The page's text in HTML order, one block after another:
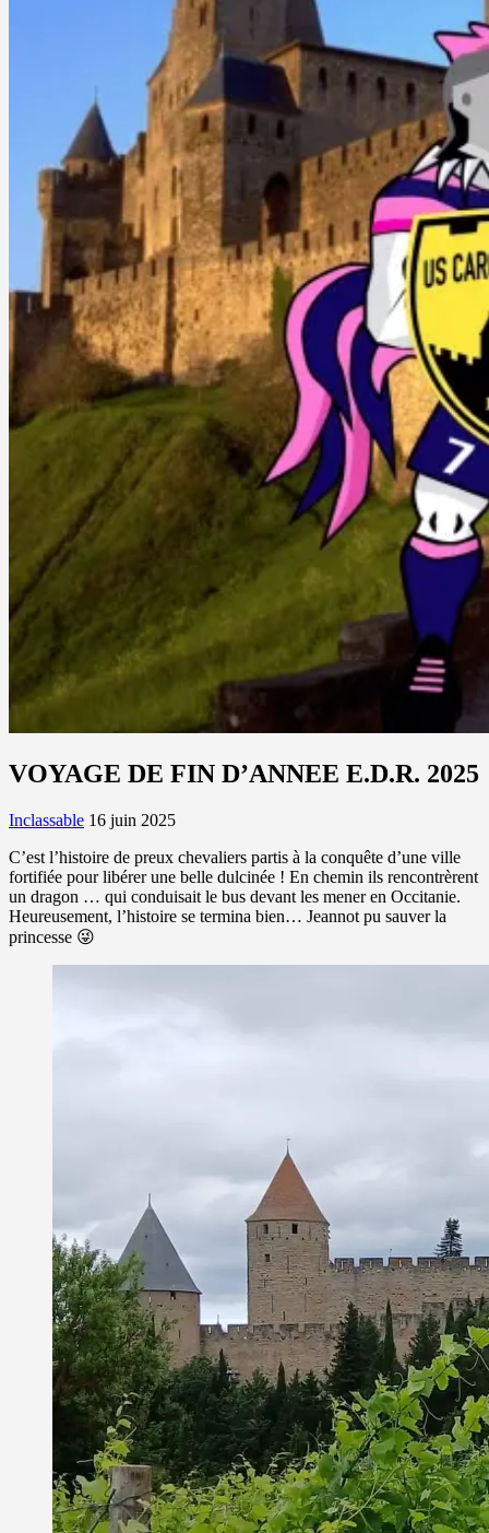
VOYAGE DE FIN D’ANNEE E.D.R. 2025
Inclassable 16 juin 2025
C’est l’histoire de preux chevaliers partis à la conquête d’une ville
fortifiée pour libérer une belle dulcinée ! En chemin ils rencontrèrent
un dragon … qui conduisait le bus devant les mener en Occitanie.
Heureusement, l’histoire se termina bien… Jeannot pu sauver la
princesse 😜